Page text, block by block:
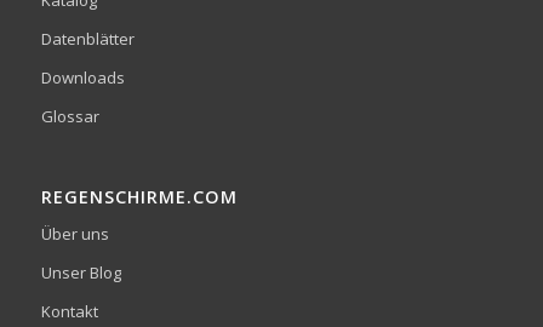
Datenblätter
Downloads
Glossar
REGENSCHIRME.COM
Über uns
Unser Blog
Kontakt